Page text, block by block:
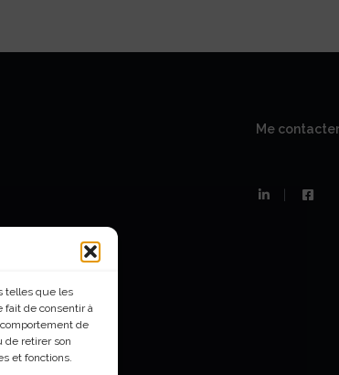
telles que les
fait de consentir à
de
de retirer son
et fonctions.
Me contacter